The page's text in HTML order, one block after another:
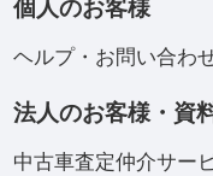
個人のお客様
ヘルプ・お問い合わ
法人のお客様・資
中古車査定仲介サー